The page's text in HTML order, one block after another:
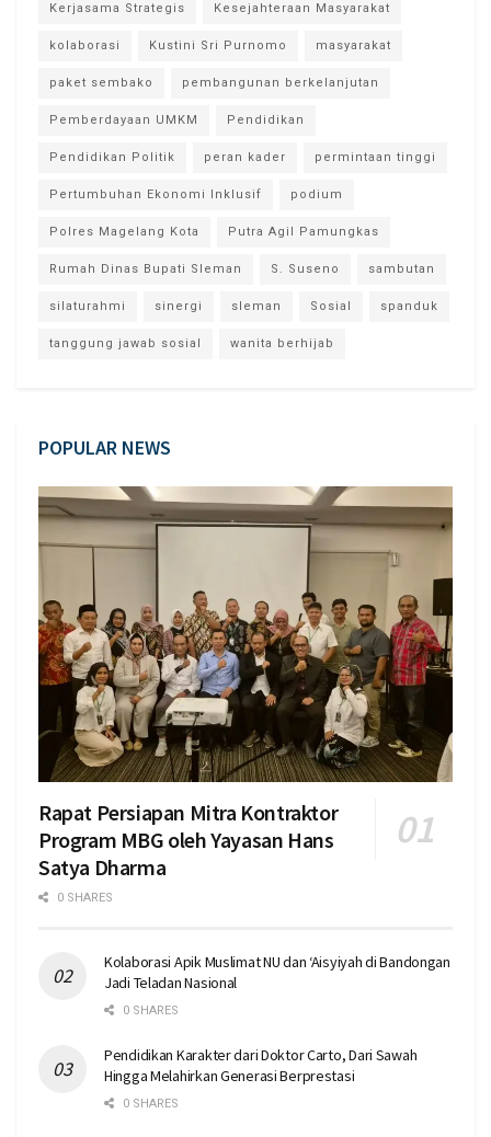
Kerjasama Strategis Kesejahteraan Masyarakat
kolaborasi Kustini Sri Purnomo masyarakat
paket sembako pembangunan berkelanjutan
Pemberdayaan UMKM Pendidikan
Pendidikan Politik peran kader permintaan tinggi
Pertumbuhan Ekonomi Inklusif podium
Polres Magelang Kota Putra Agil Pamungkas
Rumah Dinas Bupati Sleman S. Suseno sambutan
silaturahmi sinergi sleman Sosial spanduk
tanggung jawab sosial wanita berhijab
POPULAR NEWS
Rapat Persiapan Mitra Kontraktor
Program MBG oleh Yayasan Hans
Satya Dharma
0 SHARES
Kolaborasi Apik Muslimat NU dan ‘Aisyiyah di Bandongan
Jadi Teladan Nasional
0 SHARES
Pendidikan Karakter dari Doktor Carto, Dari Sawah
Hingga Melahirkan Generasi Berprestasi
0 SHARES